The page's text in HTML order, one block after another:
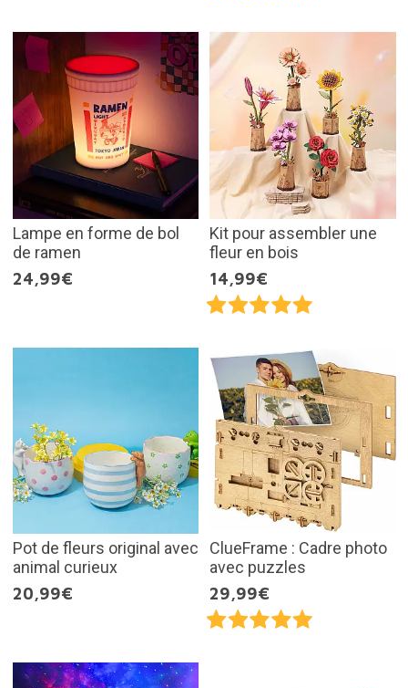
Lampe en forme de bol
de ramen
24,99€
Kit pour assembler une
fleur en bois
14,99€
Pot de fleurs original avec
animal curieux
20,99€
ClueFrame : Cadre photo
avec puzzles
29,99€